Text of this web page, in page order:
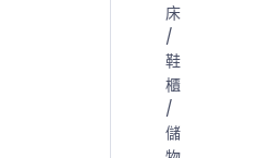
床
/
鞋
櫃
/
儲